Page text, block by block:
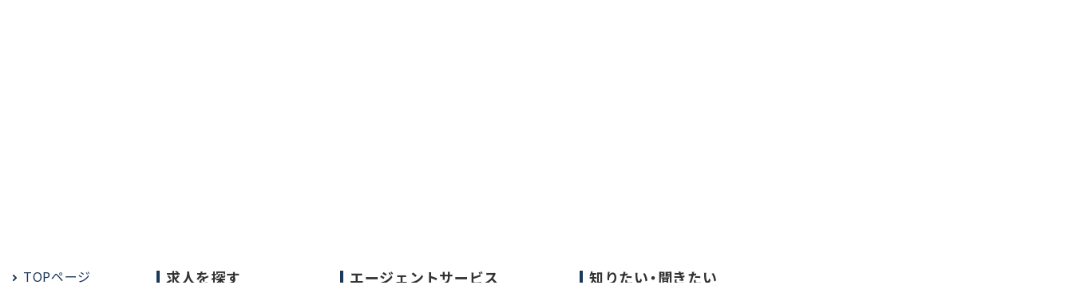
TOPページ 求人を探す エージェントサービス 知りたい・聞きたい